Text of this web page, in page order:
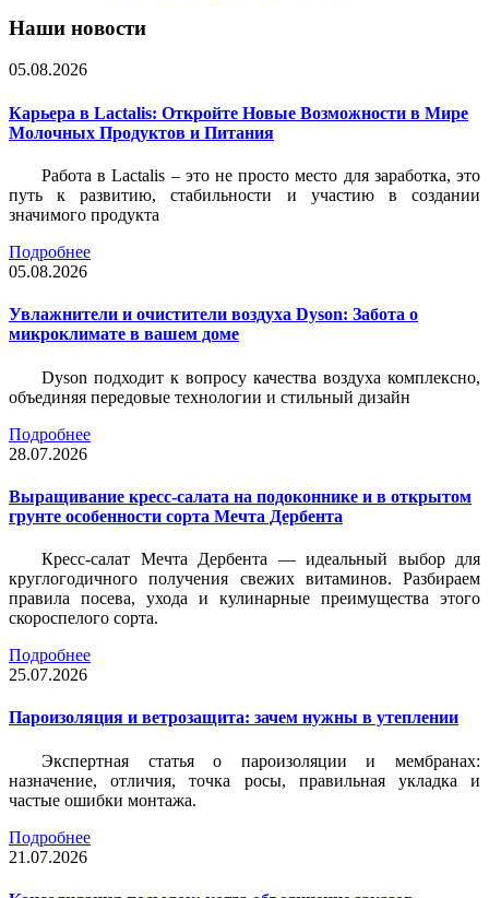
Наши новости
05.08.2026
Карьера в Lactalis: Откройте Новые Возможности в Мире
Молочных Продуктов и Питания
Работа в Lactalis – это не просто место для заработка, это
путь к развитию, стабильности и участию в создании
значимого продукта
Подробнее
05.08.2026
Увлажнители и очистители воздуха Dyson: Забота о
микроклимате в вашем доме
Dyson подходит к вопросу качества воздуха комплексно,
объединяя передовые технологии и стильный дизайн
Подробнее
28.07.2026
Выращивание кресс-салата на подоконнике и в открытом
грунте особенности сорта Мечта Дербента
Кресс-салат Мечта Дербента — идеальный выбор для
круглогодичного получения свежих витаминов. Разбираем
правила посева, ухода и кулинарные преимущества этого
скороспелого сорта.
Подробнее
25.07.2026
Пароизоляция и ветрозащита: зачем нужны в утеплении
Экспертная статья о пароизоляции и мембранах:
назначение, отличия, точка росы, правильная укладка и
частые ошибки монтажа.
Подробнее
21.07.2026